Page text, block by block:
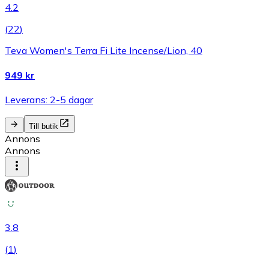
4.2
(22)
Teva Women's Terra Fi Lite Incense/Lion, 40
949 kr
Leverans: 2-5 dagar
Till butik
Annons
Annons
3.8
(1)